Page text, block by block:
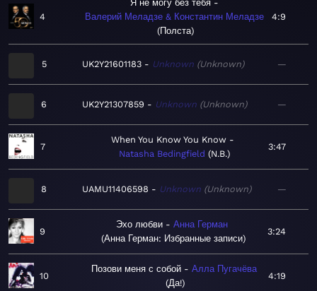
4
Я не могу без тебя
Валерий Меладзе & Константин Меладзе
Полста
4:9
5 UK2Y21601183 Unknown Unknown —
6 UK2Y21307859 Unknown Unknown —
7
When You Know You Know
Natasha Bedingfield N.B.
3:47
8 UAMU11406598 Unknown Unknown —
9
Эхо любви
Анна Герман
Анна Герман: Избранные записи
3:24
10
Позови меня с собой
Алла Пугачёва
Да!
4:19